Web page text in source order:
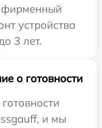
фирменный
устройства
3 лет.
о готовности
и мы